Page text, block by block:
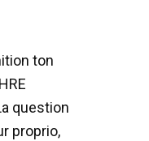
ton
question
proprio,